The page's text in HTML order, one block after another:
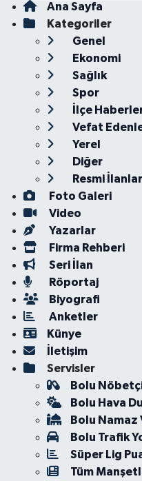
Ana Sayfa
Kategoriler
Genel
Ekonomi
Sağlık
Spor
İlçe
Vefat
Yerel
Diğer
Resmi İlanlar
Foto Galeri
Video
Yazarlar
Firma Rehberi
Seri İlan
Röportaj
Biyografi
Anketler
Künye
İletişim
Servisler
Bolu
Bolu Hava
Bolu Namaz
Bolu Trafik
Süper Lig
Tüm